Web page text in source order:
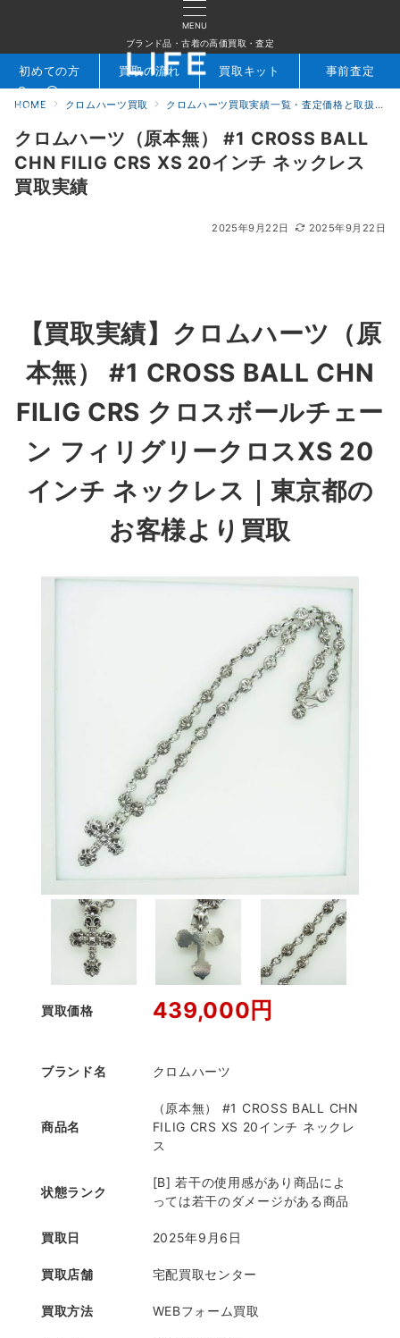
MENU
ブランド品・古着の高価買取・査定
検索 お問合せ
初めての方 買取の流れ 買取キット 事前査定
HOME クロムハーツ買取 クロムハーツ買取実績一覧・査定価格と取扱アイテムを公開｜ブランド買取専門店LIFE
クロムハーツ（原本無） #1 CROSS BALL
CHN FILIG CRS XS 20インチ ネックレス
買取実績
2025年9月22日 2025年9月22日
【買取実績】 クロムハーツ（原
本無） #1 CROSS BALL CHN
FILIG CRS クロスボールチェー
ン フィリグリークロスXS 20
インチ ネックレス
｜東京都の
お客様より買取
買取価格 439,000円
ブランド名 クロムハーツ
商品名
（原本無） #1 CROSS BALL CHN
FILIG CRS XS 20インチ ネックレ
ス
状態ランク
[B] 若干の使用感があり商品によ
っては若干のダメージがある商品
買取日 2025年9月6日
買取店舗 宅配買取センター
買取方法 WEBフォーム買取